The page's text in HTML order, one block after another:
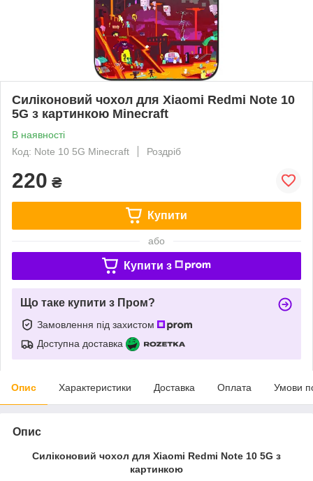
Силіконовий чохол для Xiaomi Redmi Note 10
5G з картинкою Minecraft
В наявності
Код: Note 10 5G Minecraft
Роздріб
220 ₴
Купити
або
Купити з
Що таке купити з Пром?
Замовлення під захистом
Доступна доставка
Опис Характеристики Доставка Оплата Умови
Опис
Силіконовий чохол для Xiaomi Redmi Note 10 5G з
картинкою